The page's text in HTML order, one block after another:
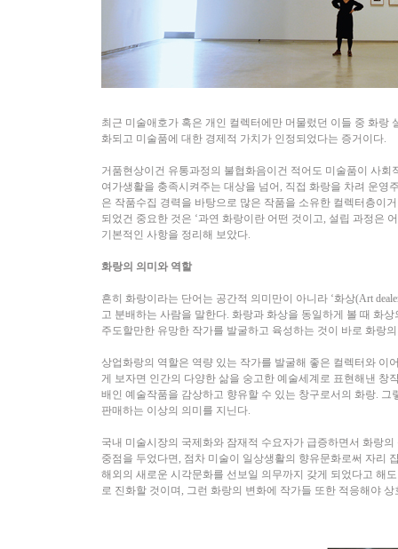
최근 미술애호가 혹은 개인 컬렉터에만 머물렀던 이들 중 화
화되고 미술품에 대한 경제적 가치가 인정되었다는 증거이다.
거품현상이건 유통과정의 불협화음이건 적어도 미술품이 사
여가생활을 충족시켜주는 대상을 넘어, 직접 화랑을 차려 운영
은 작품수집 경력을 바탕으로 많은 작품을 소유한 컬렉터층이
되었건 중요한 것은 ‘과연 화랑이란 어떤 것이고, 설립 과정은
기본적인 사항을 정리해 보았다.
화랑의 의미와 역할
흔히 화랑이라는 단어는 공간적 의미만이 아니라 ‘화상(Art
고 분배하는 사람을 말한다. 화랑과 화상을 동일하게 볼 때 화
주도할만한 유망한 작가를 발굴하고 육성하는 것이 바로 화랑
상업화랑의 역할은 역량 있는 작가를 발굴해 좋은 컬렉터와 이
게 보자면 인간의 다양한 삶을 숭고한 예술세계로 표현해낸 창
배인 예술작품을 감상하고 향유할 수 있는 창구로서의 화랑.
판매하는 이상의 의미를 지닌다.
국내 미술시장의 국제화와 잠재적 수요자가 급증하면서 화랑
중점을 두었다면, 점차 미술이 일상생활의 향유문화로써 자리
해외의 새로운 시각문화를 선보일 의무까지 갖게 되었다고 해
로 진화할 것이며, 그런 화랑의 변화에 작가들 또한 적응해야